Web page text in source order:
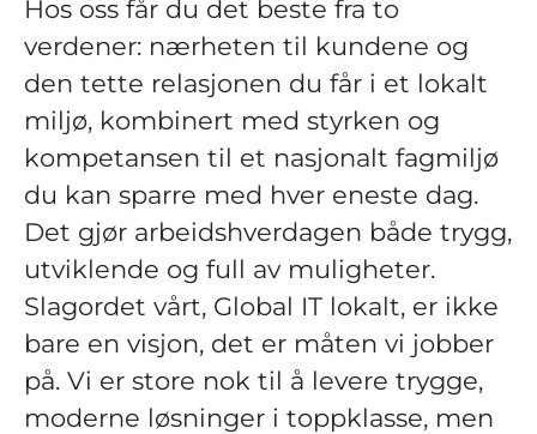
Hos oss får du det beste fra to
verdener: nærheten til kundene og
den tette relasjonen du får i et lokalt
miljø, kombinert med styrken og
kompetansen til et nasjonalt fagmiljø
du kan sparre med hver eneste dag.
Det gjør arbeidshverdagen både trygg,
utviklende og full av muligheter.
Slagordet vårt, Global IT lokalt, er ikke
bare en visjon, det er måten vi jobber
på. Vi er store nok til å levere trygge,
moderne løsninger i toppklasse, men